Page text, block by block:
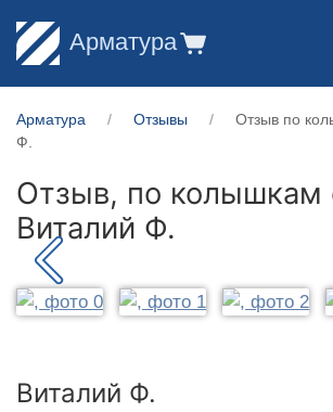
Арматура
Арматура Отзывы
Отзыв по
Ф.
Отзыв, по колышкам
Виталий Ф.
Виталий Ф.